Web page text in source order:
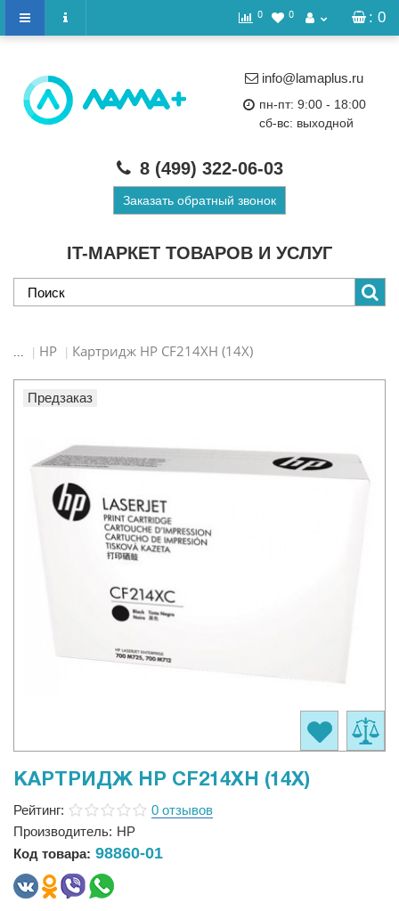
: 0
0 0
IT-МАРКЕТ ТОВАРОВ И УСЛУГ
info@lamaplus.ru
пн-пт: 9:00 - 18:00
сб-вс: выходной
8 (499) 322-06-03
Заказать обратный звонок
... HP Картридж HP CF214XH (14X)
Предзаказ
КАРТРИДЖ HP CF214XH (14X)
Рейтинг:
0 отзывов
Производитель: HP
Код товара: 98860-01